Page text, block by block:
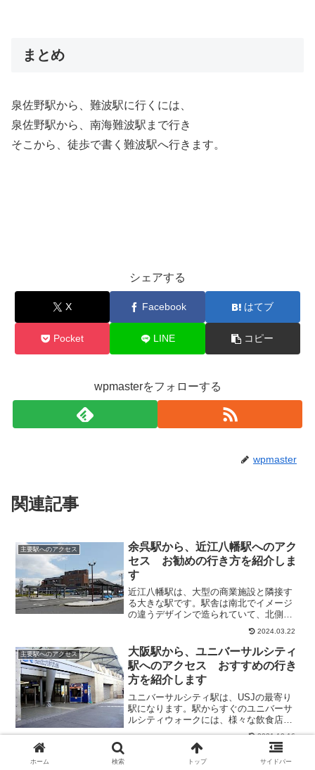
まとめ
泉佐野駅から、難波駅に行くには、
泉佐野駅から、南海難波駅まで行き
そこから、徒歩で書く難波駅へ行きます。
シェアする
X Facebook はてブ
Pocket LINE コピー
wpmasterをフォローする
wpmaster
関連記事
主要駅へのアクセス
余呉駅から、近江八幡駅へのアク
セス お勧めの行き方を紹介しま
す
近江八幡駅は、大型の商業施設と隣接す
る大きな駅です。駅舎は南北でイメージ
の違うデザインで造られていて、北側は
レンガ調の壁を持つ役場の様な造りで、
南側は白壁の大きな三角形に黒いライン
が差し色に入ったデザインです。そこで
今回は、余呉駅から、近江...
2024.03.22
主要駅へのアクセス
大阪駅から、ユニバーサルシティ
駅へのアクセス おすすめの行き
方を紹介します
ユニバーサルシティ駅は、USJの最寄り
駅になります。駅からすぐのユニバーサ
ルシティウォークには、様々な飲食店が
あります。休日はいつも混んでいます
が、周辺には雑貨店などもあり、待ち時
間を楽しみながらつぶせます。そこで今
回は、大阪駅から、ユニバ...
2021.10.16
主要駅へのアクセス
堅田駅から、近江舞子駅へのアク
ホーム 検索 トップ サイドバー